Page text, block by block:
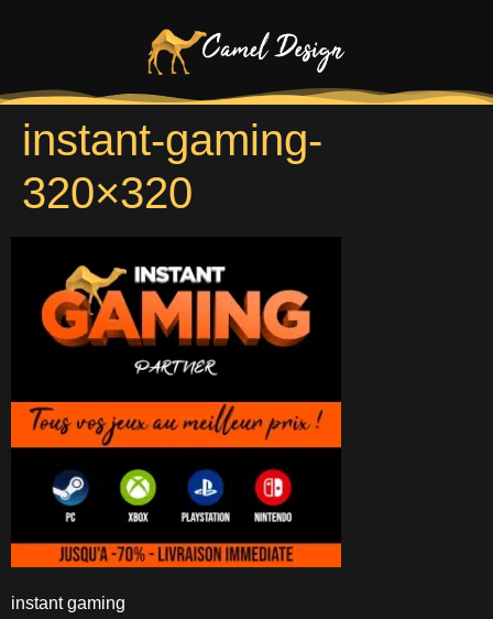
instant-gaming-
320×320
instant gaming